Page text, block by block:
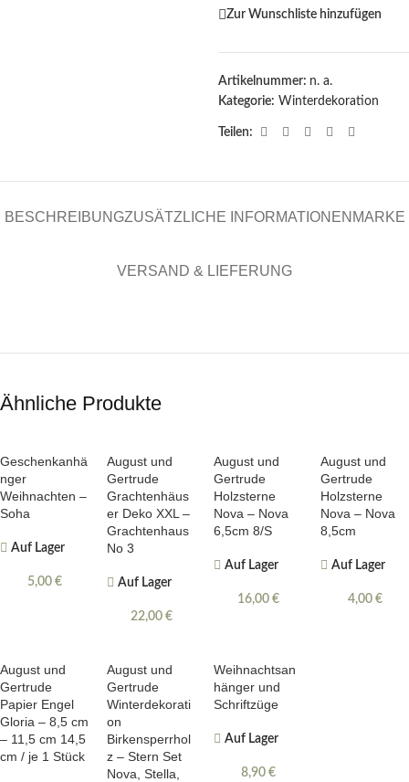
Zur Wunschliste hinzufügen
Artikelnummer: n. a.
Kategorie: Winterdekoration
Teilen:
BESCHREIBUNGZUSÄTZLICHE INFORMATIONEN MARKE
VERSAND & LIEFERUNG
Ähnliche Produkte
Geschenkanhä
nger
Weihnachten –
Soha
Auf Lager
5,00 €
August und
Gertrude
Grachtenhäus
er Deko XXL –
Grachtenhaus
No 3
Auf Lager
22,00 €
August und
Gertrude
Holzsterne
Nova – Nova
6,5cm 8/S
Auf Lager
16,00 €
August und
Gertrude
Holzsterne
Nova – Nova
8,5cm
Auf Lager
4,00 €
August und
Gertrude
Papier Engel
Gloria – 8,5 cm
– 11,5 cm 14,5
cm / je 1 Stück
August und
Gertrude
Winterdekorati
on
Birkensperrhol
z – Stern Set
Nova, Stella,
Weihnachtsan
hänger und
Schriftzüge
Auf Lager
8,90 €